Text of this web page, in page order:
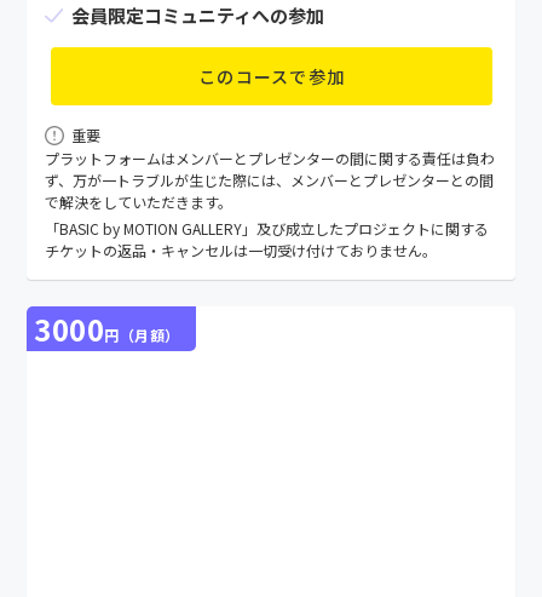
会員限定コミュニティへの参加
このコースで参加
重要
プラットフォームはメンバーとプレゼンターの間に関する責任は負わ
ず、万が⼀トラブルが⽣じた際には、メンバーとプレゼンターとの間
で解決をしていただきます。
「BASIC by MOTION GALLERY」及び成立したプロジェクトに関する
チケットの返品・キャンセルは一切受け付けておりません。
3000円（月額）